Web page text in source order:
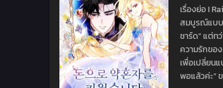
เรื่องย่อ I
สมบูรณ์แบบ
ชาร์ด” แต่ท
ความรักขอ
เพื่อเปลี่ยน
พอแล้วค่ะ”